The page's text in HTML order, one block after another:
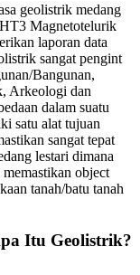
geolistrik medang
Magnetotelurik
laporan data
sangat pengint
Bangunan,
Arkeologi dan
dalam suatu
satu alat tujuan
sangat tepat
lestari dimana
object
tanah/batu tanah
Itu Geolistrik?